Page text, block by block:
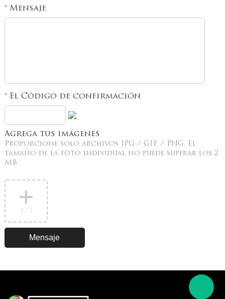
*Mensaje
*El Código de confirmación
Agrega tus imágenes
Proporcione solo archivos JPG / GIF / PNG. El
tamaño de la foto individual no puede superar los 2
MB.
1 /3